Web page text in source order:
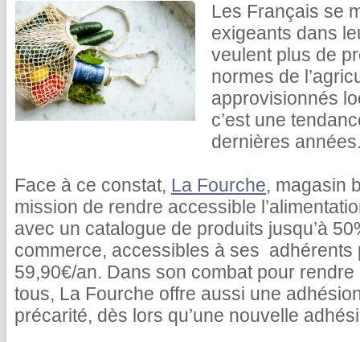
Les Français se
exigeants dans
veulent plus de
normes de
approvisionnés
c’est une
dernières
Face à ce constat, La Fourche, magasin
mission de rendre accessible
avec un catalogue de produits jusqu’à
commerce, accessibles à ses adhérents
59,90€/an. Dans son combat pour
tous, La Fourche offre aussi une
précarité, dès lors qu’une nouvelle